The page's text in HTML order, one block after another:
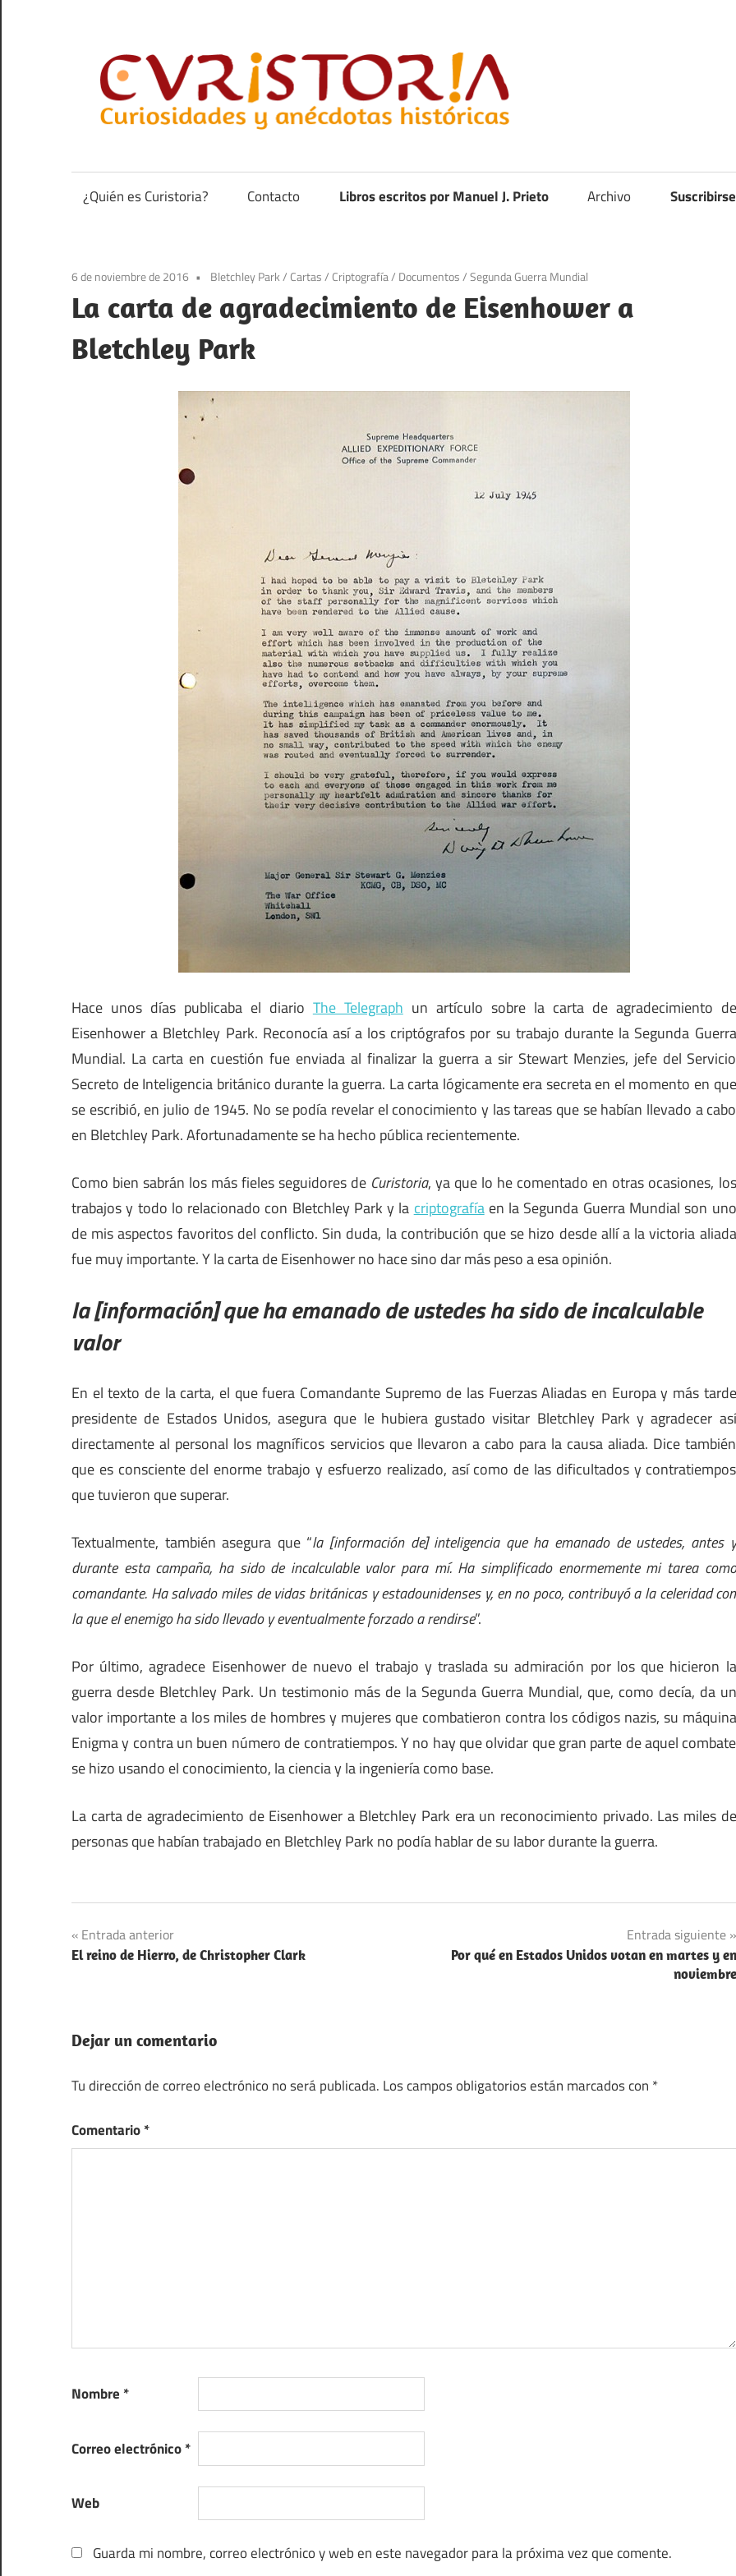
contenido
anécdotas
de
¿Quién es Curistoria? Contacto Libros escritos por Manuel J. Prieto Archivo
6 de noviembre de 2016 Bletchley Park/ Cartas/ Criptografía/ Documentos/Segunda Guerra Mundial
La carta de agradecimiento de Eisenhower a
Bletchley Park
Hace unos días publicaba el diario The Telegraph un artículo sobre la carta de agradecimiento de
Eisenhower a Bletchley Park. Reconocía así a los criptógrafos por su trabajo durante la Segunda Guerra
Mundial. La carta en cuestión fue enviada al finalizar la guerra a sir Stewart Menzies, jefe del Servicio
Secreto de Inteligencia británico durante la guerra. La carta lógicamente era secreta en el momento en que
se escribió, en julio de 1945. No se podía revelar el conocimiento y las tareas que se habían llevado a cabo
en Bletchley Park. Afortunadamente se ha hecho pública recientemente.
Como bien sabrán los más fieles seguidores de Curistoria, ya que lo he comentado en otras ocasiones, los
trabajos y todo lo relacionado con Bletchley Park y la criptografíaen la Segunda Guerra Mundial son uno
de mis aspectos favoritos del conflicto. Sin duda, la contribución que se hizo desde allí a la victoria aliada
fue muy importante. Y la carta de Eisenhower no hace sino dar más peso a esa opinión.
la [información] que ha emanado de ustedes ha sido de incalculable
valor
En el texto de la carta, el que fuera Comandante Supremo de las Fuerzas Aliadas en Europa y más tarde
presidente de Estados Unidos, asegura que le hubiera gustado visitar Bletchley Park y agradecer así
directamente al personal los magníficos servicios que llevaron a cabo para la causa aliada. Dice también
que es consciente del enorme trabajo y esfuerzo realizado, así como de las dificultados y contratiempos
que tuvieron que superar.
Textualmente, también asegura que “la [información de] inteligencia que ha emanado de ustedes, antes y
durante esta campaña, ha sido de incalculable valor para mí. Ha simplificado enormemente mi tarea como
comandante. Ha salvado miles de vidas británicas y estadounidenses y, en no poco, contribuyó a la celeridad con
la que el enemigo ha sido llevado y eventualmente forzado a rendirse”.
Por último, agradece Eisenhower de nuevo el trabajo y traslada su admiración por los que hicieron la
guerra desde Bletchley Park. Un testimonio más de la Segunda Guerra Mundial, que, como decía, da un
valor importante a los miles de hombres y mujeres que combatieron contra los códigos nazis, su máquina
Enigma y contra un buen número de contratiempos. Y no hay que olvidar que gran parte de aquel combate
se hizo usando el conocimiento, la ciencia y la ingeniería como base.
La carta de agradecimiento de Eisenhower a Bletchley Park era un reconocimiento privado. Las miles de
personas que habían trabajado en Bletchley Park no podía hablar de su labor durante la guerra.
Criptografía
Mundial
Navegación
de
Entrada anterior
El reino de Hierro, de Christopher Clark
Entrada siguiente
Por qué en Estados Unidos votan en martes y en
noviembre
Dejar un comentario
Tu dirección de correo electrónico no será publicada. Los campos obligatorios están marcados con *
Comentario*
Nombre *
Correo electrónico*
Web
Guarda mi nombre, correo electrónico y web en este navegador para la próxima vez que comente.